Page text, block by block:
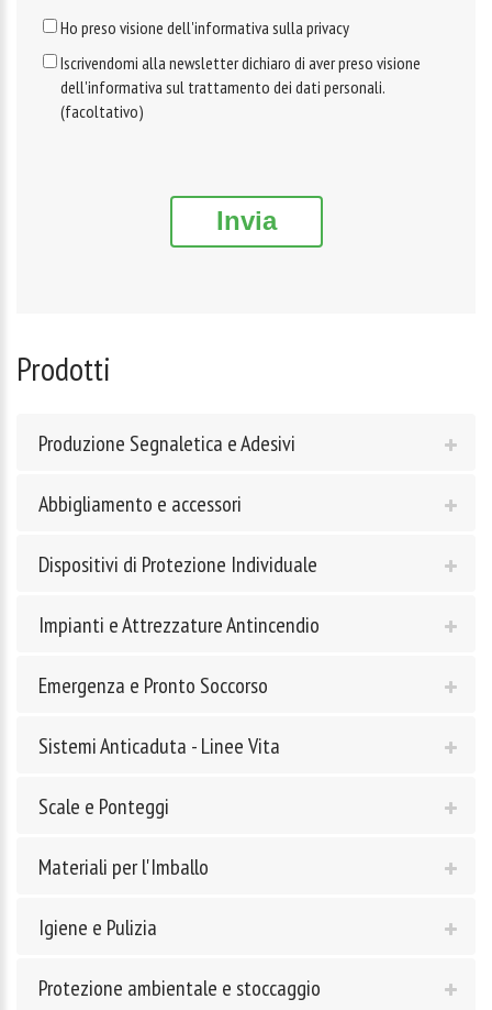
Ho preso visione dell'informativa sulla privacy
Iscrivendomi alla newsletter dichiaro di aver preso visione
dell'informativa sul trattamento dei dati personali.
(facoltativo)
Invia
Prodotti
Produzione Segnaletica e Adesivi
Abbigliamento e accessori
Dispositivi di Protezione Individuale
Impianti e Attrezzature Antincendio
Emergenza e Pronto Soccorso
Sistemi Anticaduta - Linee Vita
Scale e Ponteggi
Materiali per l'Imballo
Igiene e Pulizia
Protezione ambientale e stoccaggio